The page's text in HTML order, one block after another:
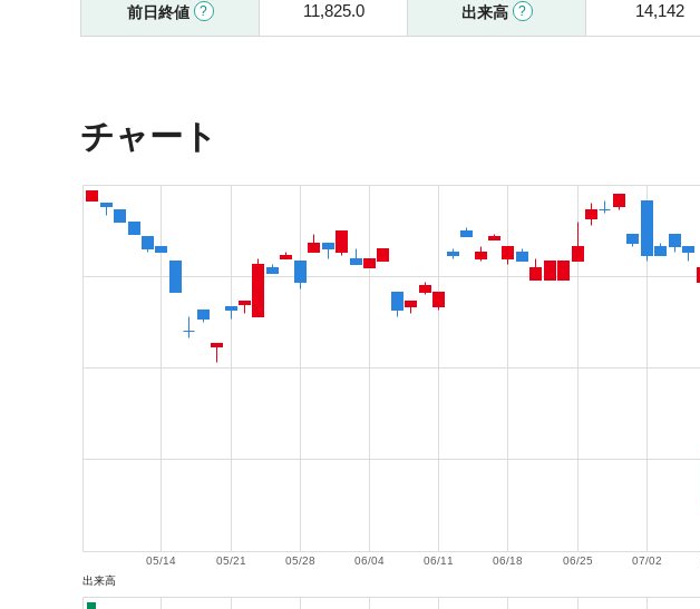
前日終値 11,825.0 出来高 14,142
チャート
07/02
06/25
06/18
06/11
06/04
05/28
05/21
05/14
出来高